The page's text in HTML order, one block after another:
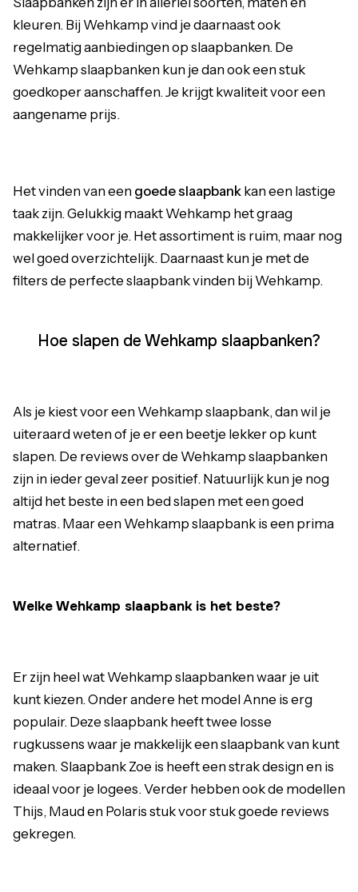
kleuren. Bij Wehkamp vind je daarnaast ook
regelmatig aanbiedingen op slaapbanken. De
Wehkamp slaapbanken kun je dan ook een stuk
goedkoper aanschaffen. Je krijgt kwaliteit voor een
aangename prijs.
Het vinden van een goede slaapbank kan een lastige
taak zijn. Gelukkig maakt Wehkamp het graag
makkelijker voor je. Het assortiment is ruim, maar nog
wel goed overzichtelijk. Daarnaast kun je met de
filters de perfecte slaapbank vinden bij Wehkamp.
Hoe slapen de Wehkamp slaapbanken?
Als je kiest voor een Wehkamp slaapbank, dan wil je
uiteraard weten of je er een beetje lekker op kunt
slapen. De reviews over de Wehkamp slaapbanken
zijn in ieder geval zeer positief. Natuurlijk kun je nog
altijd het beste in een bed slapen met een goed
matras. Maar een Wehkamp slaapbank is een prima
alternatief.
Welke Wehkamp slaapbank is het beste?
Er zijn heel wat Wehkamp slaapbanken waar je uit
kunt kiezen. Onder andere het model Anne is erg
populair. Deze slaapbank heeft twee losse
rugkussens waar je makkelijk een slaapbank van kunt
maken. Slaapbank Zoe is heeft een strak design en is
ideaal voor je logees. Verder hebben ook de modellen
Thijs, Maud en Polaris stuk voor stuk goede reviews
gekregen.